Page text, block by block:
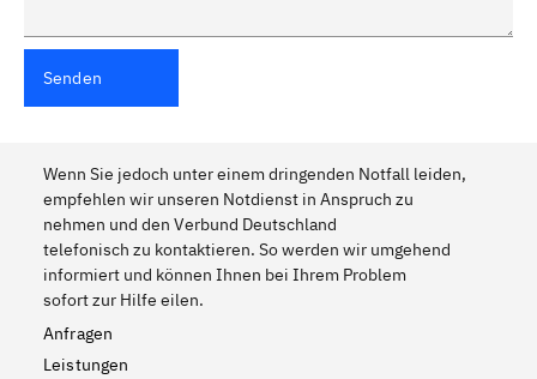
Senden
Wenn Sie jedoch unter einem dringenden Notfall leiden,
empfehlen wir unseren Notdienst in Anspruch zu
nehmen und den Verbund Deutschland
telefonisch zu kontaktieren. So werden wir umgehend
informiert und können Ihnen bei Ihrem Problem
sofort zur Hilfe eilen.
Anfragen
Leistungen